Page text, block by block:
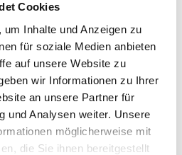
Cookies
Inhalte und Anzeigen zu
für soziale Medien anbieten
auf unsere Website zu
wir Informationen zu Ihrer
an unsere Partner für
und Analysen weiter. Unsere
möglicherweise mit
die Sie ihnen bereitgestellt
Hände sorgen für das tägliche
Rheine und weiteren
im Verein und Experten in
Verbindung von Mensaverein und
Euregio Gesamtschule im Laufe der
lassen.